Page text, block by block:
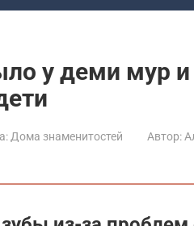
у деми мур и
Дома знаменитостей Автор: